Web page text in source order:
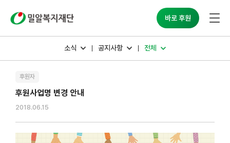
바로 후원
소식 공지사항 전체
후원자
후원사업명 변경 안내
2018.06.15